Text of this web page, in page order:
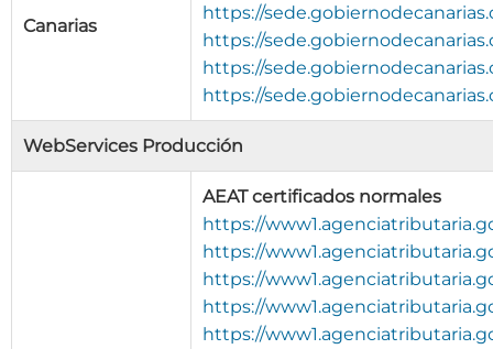
Canarias
https://
https://
https://
https://
WebServices Producción
AEAT certificados normales
https://
https://
https://
https://
https://